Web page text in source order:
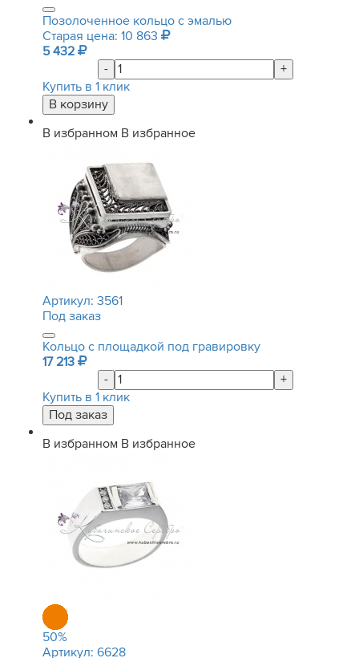
Позолоченное кольцо с эмалью
Старая цена: 10 863
5 432
-
+
Купить в 1 клик
В избранном В избранное
Артикул: 3561
Под заказ
Кольцо с площадкой под гравировку
17 213
-
+
Купить в 1 клик
В избранном В избранное
50%
Артикул: 6628